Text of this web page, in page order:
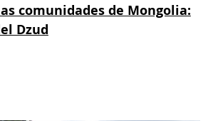
comunidades de Mongolia:
Dzud